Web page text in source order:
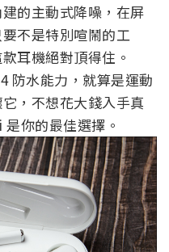
的主動式降噪，在屏
不是特別喧鬧的工
耳機絕對頂得住。
防水能力，就算是運動
，不想花大錢入手真
你的最佳選擇。